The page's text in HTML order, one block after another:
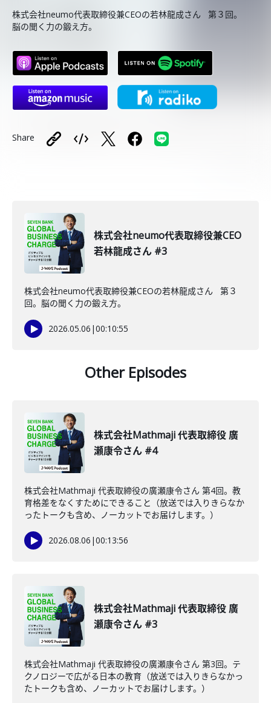
株式会社neumo代表取締役兼CEOの若林龍成さん 第３回。
脳の聞く力の鍛え方。
Share
株式会社neumo代表取締役兼CEO
若林龍成さん #3
株式会社neumo代表取締役兼CEOの若林龍成さん 第３
回。脳の聞く力の鍛え方。
2026.05.06 |00:10:55
Other Episodes
株式会社Mathmaji 代表取締役 廣
瀬康令さん #4
株式会社Mathmaji 代表取締役の廣瀬康令さん 第4回。教
育格差をなくすためにできること（放送では入りきらなか
ったトークも含め、ノーカットでお届けします。）
2026.08.06 |00:13:56
株式会社Mathmaji 代表取締役 廣
瀬康令さん #3
株式会社Mathmaji 代表取締役の廣瀬康令さん 第3回。テ
クノロジーで広がる日本の教育（放送では入りきらなかっ
たトークも含め、ノーカットでお届けします。）